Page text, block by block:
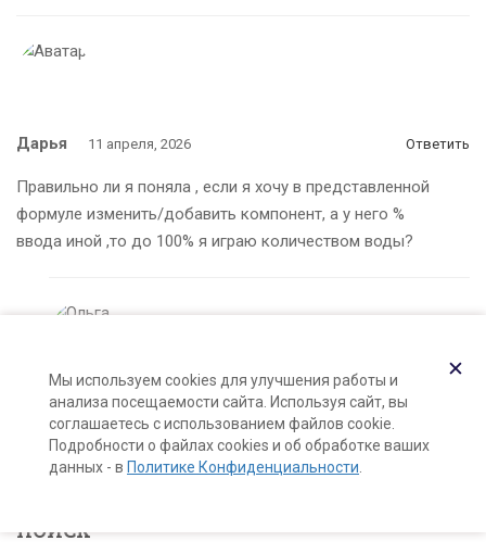
Дарья 11 апреля, 2026 Ответить
Правильно ли я поняла , если я хочу в представленной
формуле изменить/добавить компонент, а у него %
ввода иной ,то до 100% я играю количеством воды?
Ольга Ларноди 20 апреля, 2026 Ответить
в случае прямой эмульсии — да
ПОИСК
✕
Мы используем cookies для улучшения работы и
анализа посещаемости сайта. Используя сайт, вы
соглашаетесь с использованием файлов cookie.
Подробности о файлах cookies и об обработке ваших
данных - в Политике Конфиденциальности